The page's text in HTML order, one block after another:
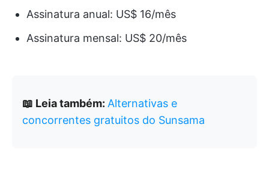
Assinatura anual: US$ 16/mês
Assinatura mensal: US$ 20/mês
📖 Leia também: Alternativas e
concorrentes gratuitos do Sunsama